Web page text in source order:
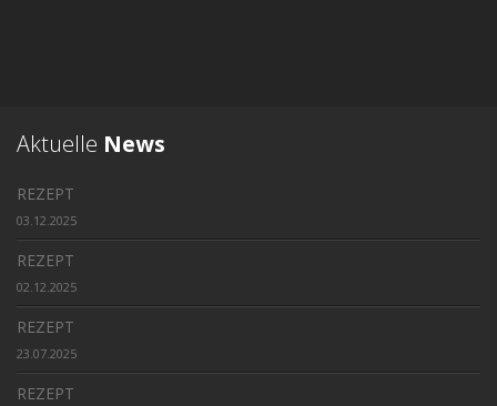
Aktuelle News
REZEPT
03.12.2025
REZEPT
02.12.2025
REZEPT
23.07.2025
REZEPT